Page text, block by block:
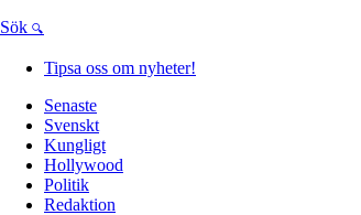
Sök
Tipsa oss om nyheter!
Senaste
Svenskt
Kungligt
Hollywood
Politik
Redaktion